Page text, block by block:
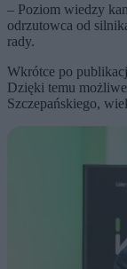
– Poziom wiedzy
odrzutowca od
rady.
Wkrótce po
Dzięki temu
Szczepańskiego,